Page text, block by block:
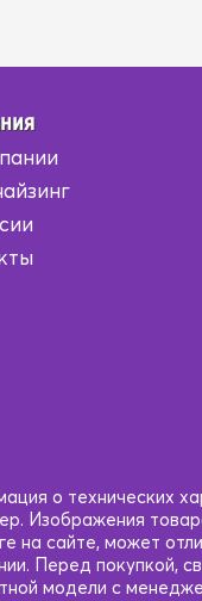
о технических
Изображения
на сайте, может
Перед покупкой,
модели с